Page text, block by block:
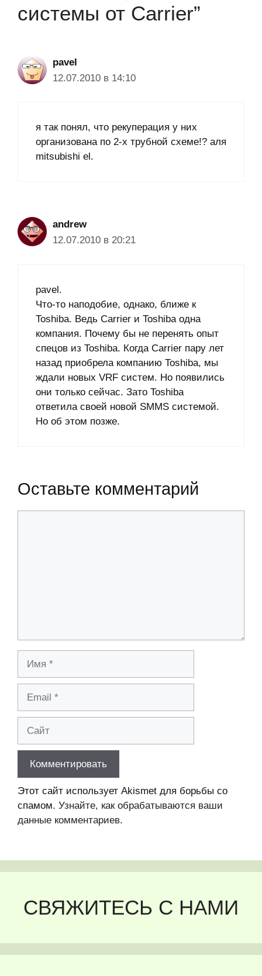
системы от Carrier”
pavel
12.07.2010 в 14:10
я так понял, что рекуперация у них
организована по 2-х трубной схеме!? аля
mitsubishi el.
andrew
12.07.2010 в 20:21
pavel.
Что-то наподобие, однако, ближе к
Toshiba. Ведь Carrier и Toshiba одна
компания. Почему бы не перенять опыт
спецов из Toshiba. Когда Carrier пару лет
назад приобрела компанию Toshiba, мы
ждали новых VRF систем. Но появились
они только сейчас. Зато Toshiba
ответила своей новой SMMS системой.
Но об этом позже.
Оставьте комментарий
Этот сайт использует Akismet для борьбы со
спамом. Узнайте, как обрабатываются ваши
данные комментариев.
СВЯЖИТЕСЬ С НАМИ